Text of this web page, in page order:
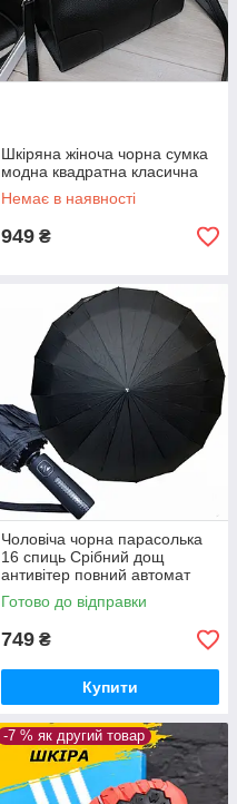
Шкіряна жіноча чорна сумка
модна квадратна класична
Немає в наявності
949 ₴
Чоловіча чорна парасолька
16 спиць Срібний дощ
антивітер повний автомат
міцна складна з куполом від
дощу
Готово до відправки
749 ₴
Купити
-7 % як другий товар